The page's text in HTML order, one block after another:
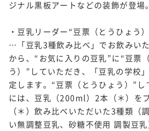
ジナル黒板アートなどの装飾が登場。
・豆乳リーダー“豆票（とうひょう
…「豆乳3種飲み比べ」でお飲みい
から、“お気に入りの豆乳”に“豆票
う）”していただき、「豆乳の学校
定します。“豆票（とうひょう）”し
には、豆乳（200ml）2本（＊）を
（＊）飲み比べいただいた3種類（
い無調整豆乳、砂糖不使用 調製豆乳